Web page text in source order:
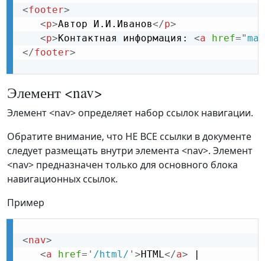
<footer>
<p>Автор И.И.Иванов</p>
<p>Контактная информация: <a href="
</footer>
Элемент <nav>
Элемент <nav> определяет набор ссылок навигации.
Обратите внимание, что НЕ ВСЕ ссылки в документе
следует размещать внутри элемента <nav>. Элемент
<nav> предназначен только для основного блока
навигационных ссылок.
Пример
<nav>
<a href= ' /html/ ' >HTML</a>